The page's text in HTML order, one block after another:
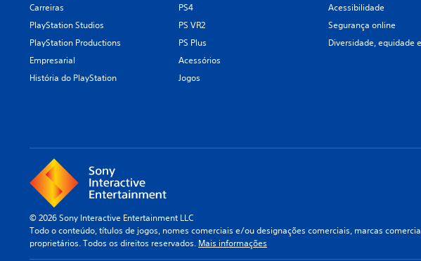
Carreiras
PlayStation Studios
PlayStation Productions
Empresarial
História do PlayStation
PS4
PS VR2
PS Plus
Acessórios
Jogos
Acessibilidade
Segurança online
Diversidade, equidade
© 2026 Sony Interactive Entertainment LLC
Todo o conteúdo, títulos de jogos, nomes comerciais e/ou designações comerciais, marcas
proprietários. Todos os direitos reservados. Mais informações